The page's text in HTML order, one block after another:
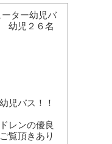
ター幼児バ
児２６名
児バス！！
レンの優良
覧頂きあり